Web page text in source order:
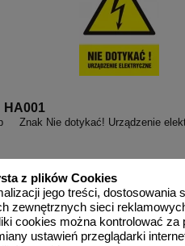
z plików Cookies
jego treści, dostosowania
zewnętrznych sieci
cookies można kontrolować za
ustawień przeglądarki
HA001
Znak Nie dotykać! Urządzenie
od 3,47 zł